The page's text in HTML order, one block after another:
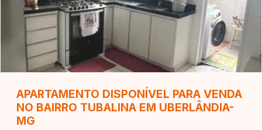
APARTAMENTO DISPONÍVEL PARA VENDA
NO BAIRRO TUBALINA EM UBERLÂNDIA-
MG